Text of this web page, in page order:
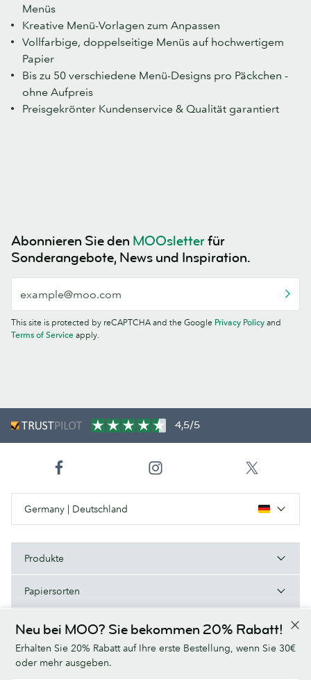
Menüs
Kreative Menü-Vorlagen zum Anpassen
Vollfarbige, doppelseitige Menüs auf hochwertigem
Papier
Bis zu 50 verschiedene Menü-Designs pro Päckchen -
ohne Aufpreis
Preisgekrönter Kundenservice & Qualität garantiert
Abonnieren Sie den MOOsletterfür
Sonderangebote, News und Inspiration.
This site is protected by reCAPTCHA and the Google Privacy Policy and
Terms of Service apply.
Neu bei MOO? Sie bekommen 20% Rabatt!
Erhalten Sie 20% Rabatt auf Ihre erste Bestellung, wenn Sie 30€
oder mehr ausgeben.
4,5/5
Germany | Deutschland
Produkte
Papiersorten
Über uns
Hilfe/Nützliche Links